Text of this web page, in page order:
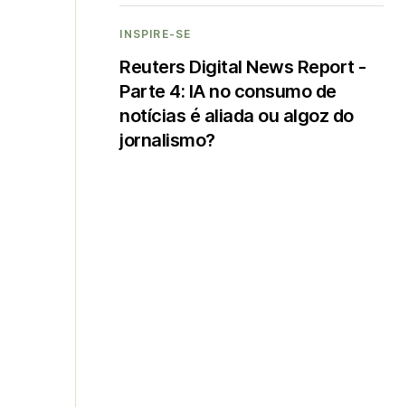
INSPIRE-SE
Reuters Digital News Report -
Parte 4: IA no consumo de
notícias é aliada ou algoz do
jornalismo?